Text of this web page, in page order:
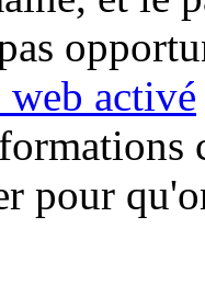
web activé
pour